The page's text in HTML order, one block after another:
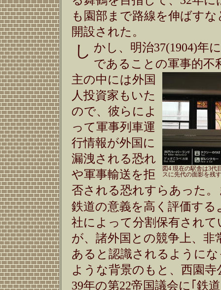
も園部まで路線を伸ばす
開設された。
し かし、明治37(1904)年
であることの軍事的不
図4 現在の駅舎は3代
スに先代の面影を残
主の中には外国
人投資家もいた
ので、彼らによ
って軍事列車運
行情報が外国に
漏洩される恐れ
や軍事輸送を拒
否される恐れす らあった
鉄道の意義を高く評価する
社によって分割保有されて
が、諸外国との競争上、非
あると認識されるように
ような背景のもと、西園寺
39年の第22帝国議会に｢鉄